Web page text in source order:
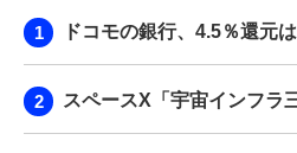
BPaaS JOURNAL
ドコモの銀行、4.5％還元
スペースX「宇宙インフラ